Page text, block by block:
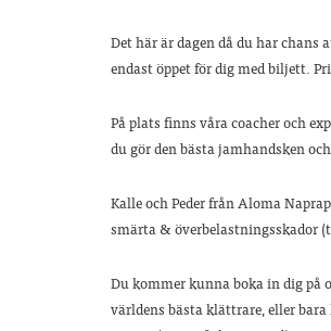
Det här är dagen då du har chans
endast öppet för dig med biljett.
På plats finns våra coacher och
du gör den bästa jamhandsken
Kalle och Peder från Aloma
smärta & överbelastningsskador
Du kommer kunna boka in dig på
världens bästa klättrare, eller